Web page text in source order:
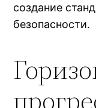
создание
безопасности.